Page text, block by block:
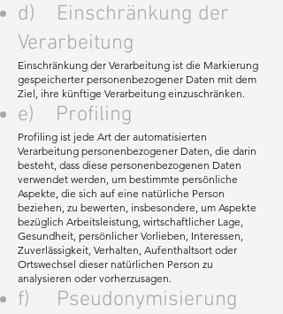
d) Einschränkung der
Verarbeitung
Einschränkung der Verarbeitung ist die Markierung
gespeicherter personenbezogener Daten mit dem
Ziel, ihre künftige Verarbeitung einzuschränken.
e) Profiling
Profiling ist jede Art der automatisierten
Verarbeitung personenbezogener Daten, die darin
besteht, dass diese personenbezogenen Daten
verwendet werden, um bestimmte persönliche
Aspekte, die sich auf eine natürliche Person
beziehen, zu bewerten, insbesondere, um Aspekte
bezüglich Arbeitsleistung, wirtschaftlicher Lage,
Gesundheit, persönlicher Vorlieben, Interessen,
Zuverlässigkeit, Verhalten, Aufenthaltsort oder
Ortswechsel dieser natürlichen Person zu
analysieren oder vorherzusagen.
f) Pseudonymisierung